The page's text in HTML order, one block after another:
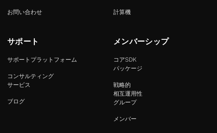
お問い合わせ 計算機
サポート
サポートプラットフォーム
コンサルティング
サービス
ブログ
メンバーシップ
コアSDK
パッケージ
戦略的
相互運用性
グループ
メンバー